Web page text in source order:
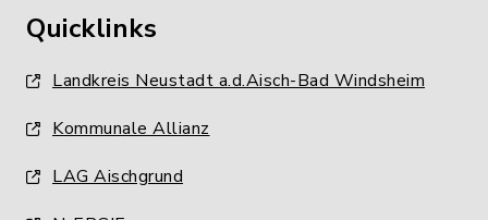
Quicklinks
Landkreis Neustadt a.d.Aisch-Bad Windsheim
Kommunale Allianz
LAG Aischgrund